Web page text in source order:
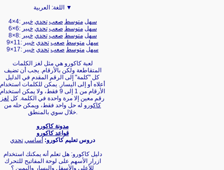
اللغة:
العربية ▼
4×4:
سهل متوسط صعب تحدي خبير
6×6:
سهل متوسط صعب تحدي خبير
8×8:
سهل متوسط صعب تحدي خبير
9×11:
سهل متوسط صعب تحدي خبير
9×17:
سهل متوسط صعب تحدي خبير
لعبة كاكورو هي مثل لغز الكلمات
المتقاطعة ولكن بالأرقام. يجب أن تضيف
كل "كلمة" إلى الرقم المقدم في الدليل
أعلاه أو إلى اليسار. يمكن للكلمات استخدام
الأرقام من 1 إلى 9 فقط، ولا يمكن استخدام
رقم معين إلا مرة واحدة في الكلمة. كل لغز
كاكورو له حل واحد فقط، ويمكن حله من
خلال سوي بالمنطق.
مدونة كاكورو
قواعد كاكورو
دروس تعليم كاكورو: أساسي تحدي
دليل كاكورو: هل تعلم أنه يمكنك استخدام
ازرار الأسهم على لوحة المفاتيح للتحرك
للأعلى والأسفل واليسار واليمين ؟